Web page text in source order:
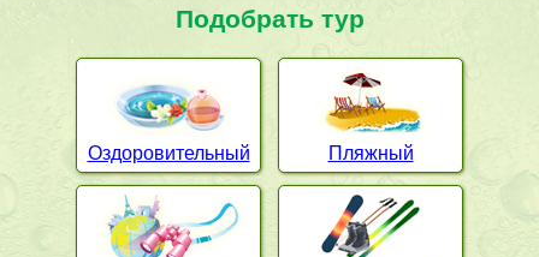
Подобрать тур
Оздоровительный Пляжный